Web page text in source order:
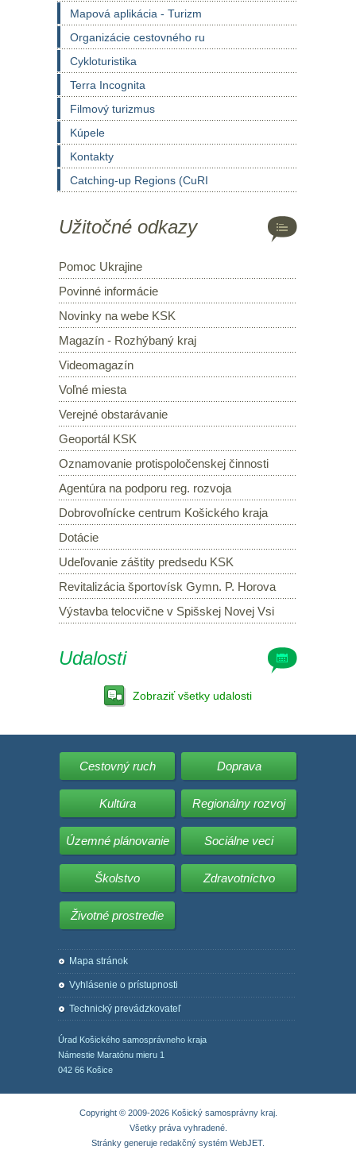
Mapová aplikácia - Turizm
Organizácie cestovného ru
Cykloturistika
Terra Incognita
Filmový turizmus
Kúpele
Kontakty
Catching-up Regions (CuRI
Užitočné odkazy
Pomoc Ukrajine
Povinné informácie
Novinky na webe KSK
Magazín - Rozhýbaný kraj
Videomagazín
Voľné miesta
Verejné obstarávanie
Geoportál KSK
Oznamovanie protispoločenskej činnosti
Agentúra na podporu reg. rozvoja
Dobrovoľnícke centrum Košického kraja
Dotácie
Udeľovanie záštity predsedu KSK
Revitalizácia športovísk Gymn. P. Horova
Výstavba telocvične v Spišskej Novej Vsi
Udalosti
Zobraziť všetky udalosti
Cestovný ruch Doprava
Kultúra Regionálny rozvoj
Územné plánovanie Sociálne veci
Školstvo Zdravotníctvo
Životné prostredie
Mapa stránok
Vyhlásenie o prístupnosti
Technický prevádzkovateľ
Úrad Košického samosprávneho kraja
Námestie Maratónu mieru 1
042 66 Košice
Copyright © 2009-2026 Košický samosprávny kraj.
Všetky práva vyhradené.
Stránky generuje redakčný systém WebJET.